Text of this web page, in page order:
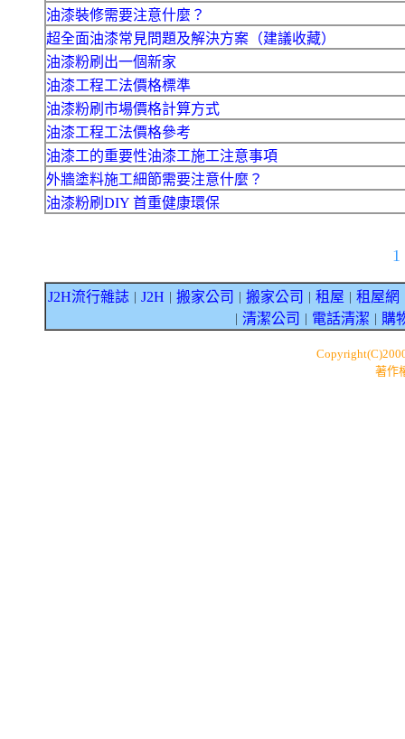
油漆裝修需要注意什麼？
超全面油漆常見問題及解決方案（建議收藏）
油漆粉刷出一個新家
油漆工程工法價格標準
油漆粉刷市場價格計算方式
油漆工程工法價格參考
油漆工的重要性油漆工施工注意事項
外牆塗料施工細節需要注意什麼？
油漆粉刷DIY 首重健康環保
1
J2H流行雜誌 J2H 搬家公司 搬家公司 租屋 租屋網
清潔公司 電話清潔 購
著作